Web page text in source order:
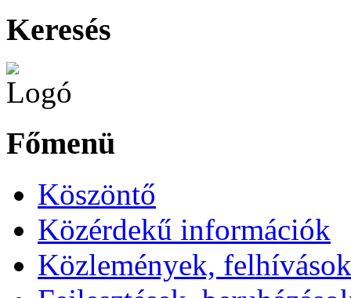
Keresés
Főmenü
Köszöntő
Közérdekű információk
Közlemények, felhívások